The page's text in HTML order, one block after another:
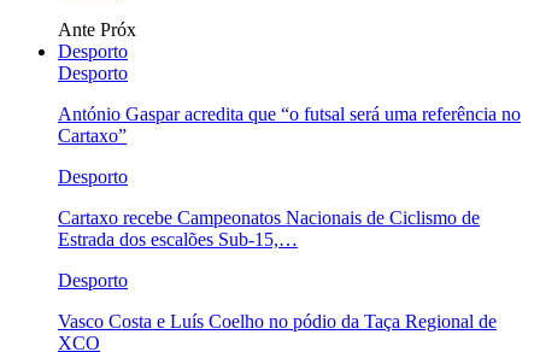
Ante Próx
Desporto
Desporto
António Gaspar acredita que “o futsal será uma referência no
Cartaxo”
Desporto
Cartaxo recebe Campeonatos Nacionais de Ciclismo de
Estrada dos escalões Sub-15,…
Desporto
Vasco Costa e Luís Coelho no pódio da Taça Regional de
XCO